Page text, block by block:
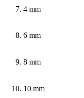
4 mm
6 mm
8 mm
10 mm